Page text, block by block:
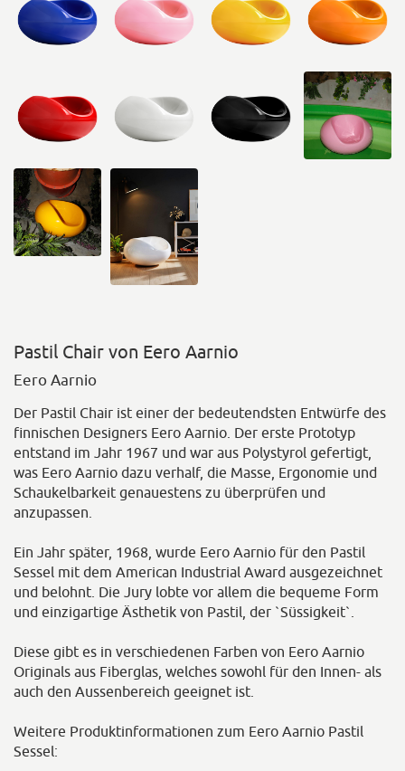
Pastil Chair von Eero Aarnio
Eero Aarnio
Der Pastil Chair ist einer der bedeutendsten Entwürfe des
finnischen Designers Eero Aarnio. Der erste Prototyp
entstand im Jahr 1967 und war aus Polystyrol gefertigt,
was Eero Aarnio dazu verhalf, die Masse, Ergonomie und
Schaukelbarkeit genauestens zu überprüfen und
anzupassen.
Ein Jahr später, 1968, wurde Eero Aarnio für den Pastil
Sessel mit dem American Industrial Award ausgezeichnet
und belohnt. Die Jury lobte vor allem die bequeme Form
und einzigartige Ästhetik von Pastil, der `Süssigkeit`.
Diese gibt es in verschiedenen Farben von Eero Aarnio
Originals aus Fiberglas, welches sowohl für den Innen- als
auch den Aussenbereich geeignet ist.
Weitere Produktinformationen zum Eero Aarnio Pastil
Sessel: